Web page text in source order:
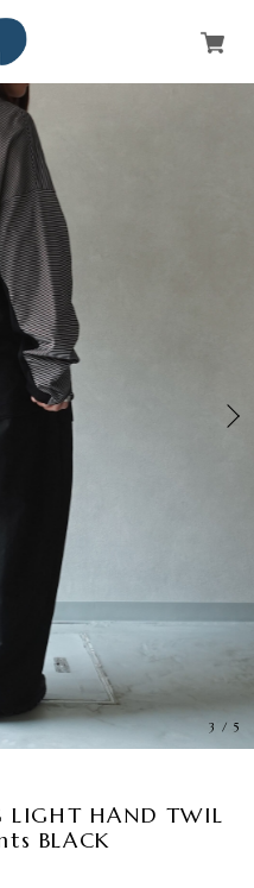
3 /5
LIGHT HAND TWIL
BLACK